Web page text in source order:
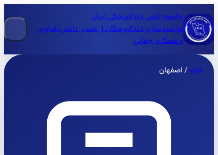
جامعه علمی دندانپزشکی ایران
توانمندسازی دندانپزشکان از مسیر دانش، فناوری
و همکاری جهانی
خانه / اصفهان